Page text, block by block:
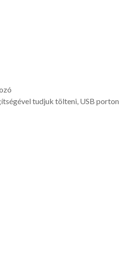
tudjuk tölteni, USB